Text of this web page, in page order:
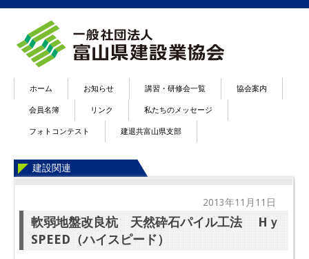
ホーム お知らせ 講習・研修会一覧 協会案内
会員名簿 リンク 私たちのメッセージ
フォトコンテスト 建退共富山県支部
建設関連
2013年11月11日
軟弱地盤改良杭 天然砕石パイル工法 Hｙ
SPEED（ハイスピード）